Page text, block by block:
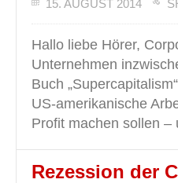
15. AUGUST 2014
Hallo liebe Hörer,
Unternehmen
Buch
US-amerikanische
Profit machen sollen –
Rezession der